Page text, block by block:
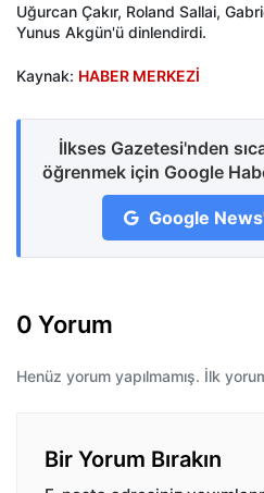
Uğurcan Çakır, Roland Sallai,
Yunus Akgün'ü dinlendirdi.
Kaynak: HABER MERKEZİ
İlkses Gazetesi'nden
öğrenmek için Google
Google
0 Yorum
Henüz yorum yapılmamış. İlk
Bir Yorum Bırakın